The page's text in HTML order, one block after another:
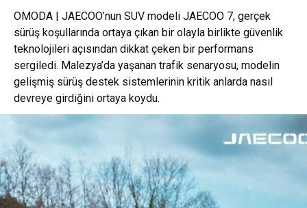
OMODA | JAECOO’nun SUV modeli JAECOO 7, gerçek
sürüş koşullarında ortaya çıkan bir olayla birlikte güvenlik
teknolojileri açısından dikkat çeken bir performans
sergiledi. Malezya’da yaşanan trafik senaryosu, modelin
gelişmiş sürüş destek sistemlerinin kritik anlarda nasıl
devreye girdiğini ortaya koydu.